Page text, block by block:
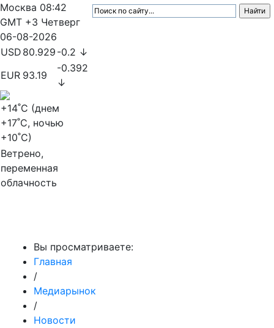
Москва 08:42
GMT +3 Четверг
06-08-2026
USD 80.929 -0.2 ↓
EUR 93.19
-0.392
↓
+14˚C (днем
+17˚C, ночью
+10˚C)
Ветрено,
переменная
облачность
Вы просматриваете:
Главная
/
Медиарынок
/
Новости